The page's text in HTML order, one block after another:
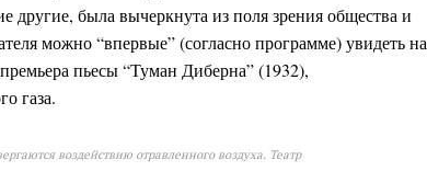
другие, была вычеркнута из поля зрения общества и
можно “впервые” (согласно программе) увидеть на
пьесы “Туман Диберна” (1932),
газа.
воздействию отравленного воздуха. Театр